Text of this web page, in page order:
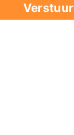
Verstuur